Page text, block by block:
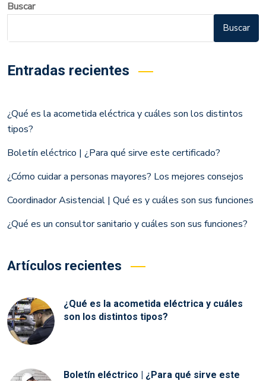
Buscar
Buscar
Entradas recientes
¿Qué es la acometida eléctrica y cuáles son los distintos
tipos?
Boletín eléctrico | ¿Para qué sirve este certificado?
¿Cómo cuidar a personas mayores? Los mejores consejos
Coordinador Asistencial | Qué es y cuáles son sus funciones
¿Qué es un consultor sanitario y cuáles son sus funciones?
Artículos recientes
¿Qué es la acometida eléctrica y cuáles
son los distintos tipos?
Boletín eléctrico | ¿Para qué sirve este